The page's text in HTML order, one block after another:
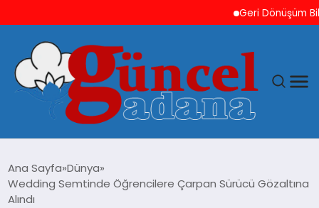
Geri Dönüşüm Bilinci
GÜNCEL
Ana Sayfa Dünya
Wedding Semtinde Öğrencilere Çarpan Sürücü Gözaltına
Alındı